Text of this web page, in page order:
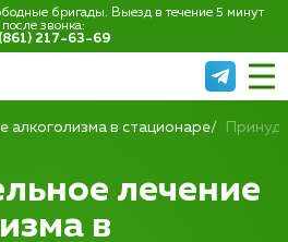
бригады. Выезд в течение 5 минут
после звонка:
217-63-69
алкоголизма в стационаре
лечение
в